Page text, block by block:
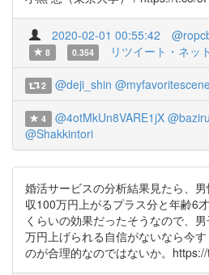
2020-02-01 00:55:42
8
0.354 リツイート・ネッ
2 @deji_shin
4 @4otMkUn8VARE1jX @baziru
@Shakkintori
婚活サービスの分析結果見たら、
収100万円上がるプラス分と年齢6
くらいの効果だったそうなので、
万円上げられる自信がないなら今
のが合理的なのではないか。